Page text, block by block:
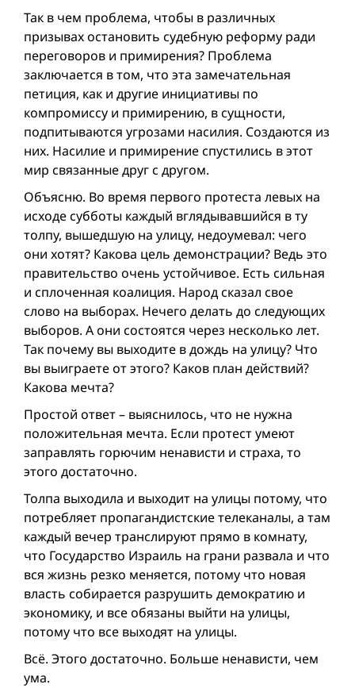
Так в чем проблема, чтобы в различных
призывах остановить судебную реформу ради
переговоров и примирения? Проблема
заключается в том, что эта замечательная
петиция, как и другие инициативы по
компромиссу и примирению, в сущности,
подпитываются угрозами насилия. Создаются из
них. Насилие и примирение спустились в этот
мир связанные друг с другом.
Oбъясню. Во время первого протеста левых на
исходе субботы каждый вглядывавшийся в ту
толпу, вышедшую на улицу, недоумевал: чего
они хотят? Какова цель демонстрации? Ведь это
правительство очень устойчивое. Есть сильная
и сплоченная коалиция. Народ сказал свое
слово на выборах. Нечего делать до следующих
выборов. А они состоятся через несколько лет.
Так почему вы выходите в дождь на улицу? Что
вы выиграете от этого? Каков план действий?
Какова мечта?
Простой ответ – выяснилось, что не нужна
положительная мечта. Если протест умеют
заправлять горючим ненависти и страха, то
этого достаточно.
Толпа выходила и выходит на улицы потому, что
потребляет пропагандистские телеканалы, а там
каждый вечер транслируют прямо в комнату,
что Государство Израиль на грани развала и что
вся жизнь резко меняется, потому что новая
власть собирается разрушить демократию и
экономику, и все обязаны выйти на улицы,
потому что все выходят на улицы.
Всё. Этого достаточно. Больше ненависти, чем
ума.